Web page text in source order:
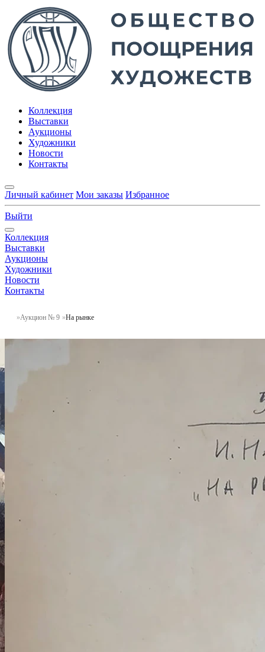
Коллекция
Выставки
Аукционы
Художники
Новости
Контакты
Личный кабинет Мои заказы Избранное
Выйти
Коллекция
Выставки
Аукционы
Художники
Новости
Контакты
Аукцион № 9 На рынке